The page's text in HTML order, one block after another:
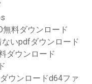
無料ダウンロード
いpdfダウンロード
ダウンロード
ウンロードd64ファ